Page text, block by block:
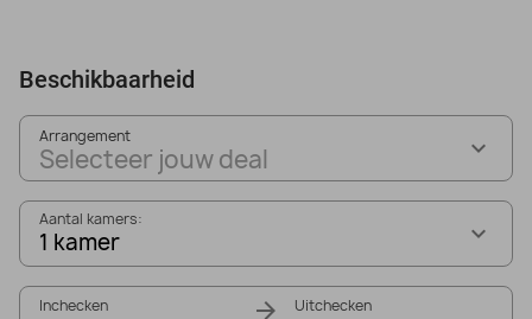
Beschikbaarheid
Arrangement
Selecteer jouw deal
Aantal kamers:
1 kamer
Inchecken Uitchecken